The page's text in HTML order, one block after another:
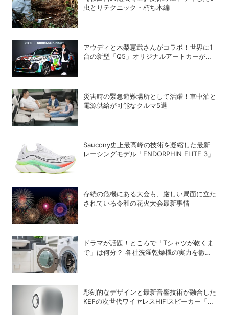
虫とりテクニック・朽ち木編
アウディと木梨憲武さんがコラボ！世界に1
台の新型「Q5」オリジナルアートカーが全
災害時の緊急避難場所として活躍！車中泊と
電源供給が可能なクルマ5選
Saucony史上最高峰の技術を凝縮した最新
レーシングモデル「ENDORPHIN ELITE 3」
存続の危機にある大会も、厳しい局面に立た
されている令和の花火大会最新事情
ドラマが話題！ところで「Tシャツが乾くま
で」は何分？ 各社洗濯乾燥機の実力を徹底
彫刻的なデザインと最新音響技術が融合した
KEFの次世代ワイヤレスHiFiスピーカー「LS